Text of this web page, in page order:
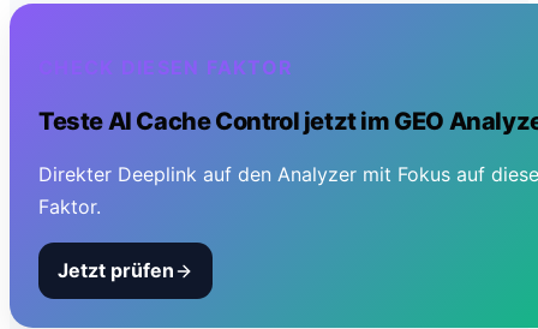
CHECK DIESEN FAKTOR
TesteAI Cache Control jetzt im GEO
Direkter Deeplink auf den Analyzer mit Fokus auf
Faktor.
Jetzt prüfen